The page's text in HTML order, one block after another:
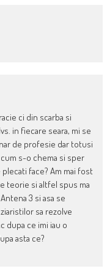
ci din scarba si
in fiecare seara, mi se
de profesie dar totusi
s-o chema si sper
face? Am mai fost
teorie si altfel spus ma
3 si asa se
sa rezolve
dupa ce imi iau o
asta ce?